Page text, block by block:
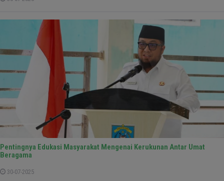
Pentingnya Edukasi Masyarakat Mengenai Kerukunan Antar Umat
Beragama
30-07-2025